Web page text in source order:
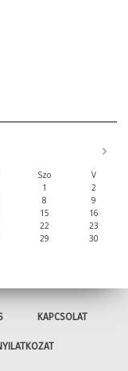
Szo
V
1
2
8
9
15
16
22
23
29
30
KAPCSOLAT